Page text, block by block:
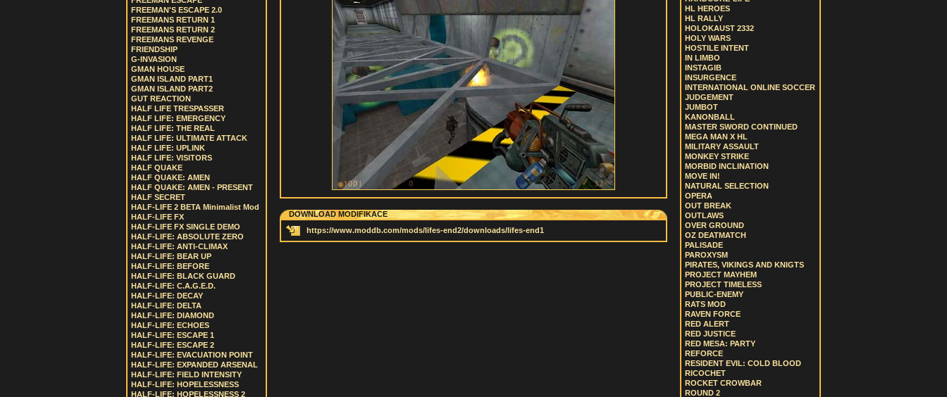
FREEMAN'S ESCAPE 2.0
FREEMANS RETURN 1
FREEMANS RETURN 2
FREEMANS REVENGE
FRIENDSHIP
G-INVASION
GMAN HOUSE
GMAN ISLAND PART1
GMAN ISLAND PART2
GUT REACTION
HALF LIFE TRESPASSER
HALF LIFE: EMERGENCY
HALF LIFE: THE REAL
HALF LIFE: ULTIMATE ATTACK
HALF LIFE: UPLINK
HALF LIFE: VISITORS
HALF QUAKE
HALF QUAKE: AMEN
HALF QUAKE: AMEN - PRESENT
HALF SECRET
HALF-LIFE 2 BETA Minimalist Mod
HALF-LIFE FX
HALF-LIFE FX SINGLE DEMO
HALF-LIFE: ABSOLUTE ZERO
HALF-LIFE: ANTI-CLIMAX
HALF-LIFE: BEAR UP
HALF-LIFE: BEFORE
HALF-LIFE: BLACK GUARD
HALF-LIFE: C.A.G.E.D.
HALF-LIFE: DECAY
HALF-LIFE: DELTA
HALF-LIFE: DIAMOND
HALF-LIFE: ECHOES
HALF-LIFE: ESCAPE 1
HALF-LIFE: ESCAPE 2
HALF-LIFE: EVACUATION POINT
HALF-LIFE: EXPANDED ARSENAL
HALF-LIFE: FIELD INTENSITY
HALF-LIFE: HOPELESSNESS
HALF-LIFE: HOPELESSNESS 2
DOWNLOAD MODIFIKACE
https://www.moddb.com/mods/lifes-end2/downloads/lifes-end1
HL HEROES
HL RALLY
HOLOKAUST 2332
HOLY WARS
HOSTILE INTENT
IN LIMBO
INSTAGIB
INSURGENCE
INTERNATIONAL ONLINE SOCCER
JUDGEMENT
JUMBOT
KANONBALL
MASTER SWORD CONTINUED
MEGA MAN X HL
MILITARY ASSAULT
MONKEY STRIKE
MORBID INCLINATION
MOVE IN!
NATURAL SELECTION
OPERA
OUT BREAK
OUTLAWS
OVER GROUND
OZ DEATMATCH
PALISADE
PAROXYSM
PIRATES, VIKINGS AND KNIGTS
PROJECT MAYHEM
PROJECT TIMELESS
PUBLIC-ENEMY
RATS MOD
RAVEN FORCE
RED ALERT
RED JUSTICE
RED MESA: PARTY
REFORCE
RESIDENT EVIL: COLD BLOOD
RICOCHET
ROCKET CROWBAR
ROUND 2